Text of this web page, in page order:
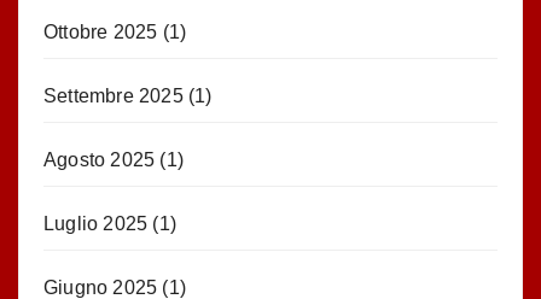
Ottobre 2025 (1)
Settembre 2025(1)
Agosto 2025 (1)
Luglio 2025 (1)
Giugno 2025 (1)